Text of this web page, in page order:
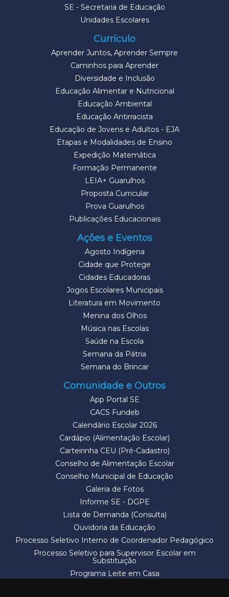
SE - Secretaria de Educação
Unidades Escolares
Currículo
Aprender Juntos, Aprender Sempre
Caminhos para Aprender
Diversidade e Inclusão
Educação Alimentar e Nutricional
Educação Ambiental
Educação Antirracista
Educação de Jovens e Adultos - EJA
Etapas e Modalidades de Ensino
Expedição Matemática
Formação Permanente
LEIA+ Guarulhos
Proposta Curricular
Prova Guarulhos
Publicações Educacionais
Ações e Eventos
Agosto Indígena
Cidade que Protege
Cidades Educadoras
Jogos Escolares Municipais
Literatura em Movimento
Menina dos Olhos
Música nas Escolas
Saúde na Escola
Semana da Pátria
Semana do Brincar
Comunidade e Outros
App Portal SE
CACS Fundeb
Calendário Escolar 2026
Cardápio (Alimentação Escolar)
Carteirinha CEU (Pré-Cadastro)
Conselho de Alimentação Escolar
Conselho Municipal de Educação
Galeria de Fotos
Informe SE - DGPE
Lista de Demanda (Consulta)
Ouvidoria da Educação
Processo Seletivo Interno de Coordenador Pedagógico
Processo Seletivo para Supervisor Escolar em
Substituição
Programa Leite em Casa